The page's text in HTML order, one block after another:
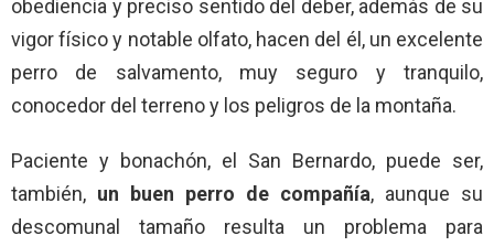
obediencia y preciso sentido del deber, además de su
vigor físico y notable olfato, hacen del él, un excelente
perro de salvamento, muy seguro y tranquilo,
conocedor del terreno y los peligros de la montaña.
Paciente y bonachón, el San Bernardo, puede ser,
también, un buen perro de compañía, aunque su
descomunal tamaño resulta un problema para